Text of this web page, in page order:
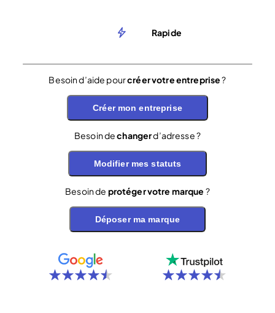
Rapide
Besoin d’aide pourcréer votre entreprise?
Créer mon entreprise
Besoin dechangerd’adresse ?
Modifier mes statuts
Besoin de protéger votre marque ?
Déposer ma marque